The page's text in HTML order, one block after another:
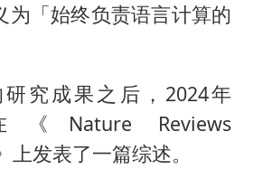
为「始终负责语言计算的
究成果之后，2024年
《Nature Reviews
发表了一篇综述。